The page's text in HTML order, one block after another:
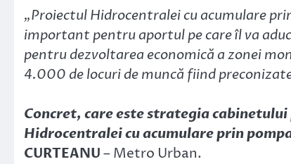
„Proiectul Hidrocentralei cu acumulare
important pentru aportul pe care îl va
pentru dezvoltarea economică a zonei
4.000 de locuri de muncă fiind
Concret, care este strategia
Hidrocentralei cu acumulare prin
CURTEANU– Metro Urban.